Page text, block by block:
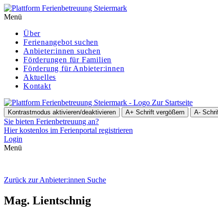
Menü
Über
Ferienangebot suchen
Anbieter:innen suchen
För­de­run­gen für Familien
Förderung für Anbieter:innen
Aktuelles
Kontakt
Zur Startseite
Kontrastmodus aktivieren/deaktivieren A+ Schrift vergößern A-
Sie bieten Ferienbetreuung an?
Hier kostenlos im Ferienportal registrieren
Login
Menü
Zurück zur Anbieter:innen Suche
Mag. Lient­sch­nig